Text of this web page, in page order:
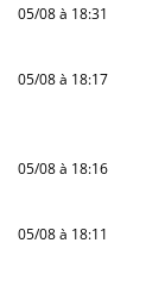
05/08 à 18:31
05/08 à 18:17
05/08 à 18:16
05/08 à 18:11